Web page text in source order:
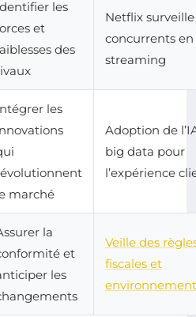
les
et
des
Netflix surveille
concurrents en
streaming
les
marché
Adoption de
big data pour
l’expérience
la
et
les
Veille des
fiscales et